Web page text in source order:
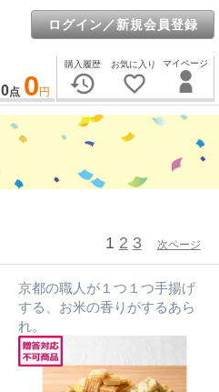
ログイン／新規会員登録
マイページ
お気に入り
favorite_border
購入履歴
history
0点 0 円
1 2 3 次ページ
京都の職人が１つ１つ手揚げ
する、お米の香りがするあら
れ。